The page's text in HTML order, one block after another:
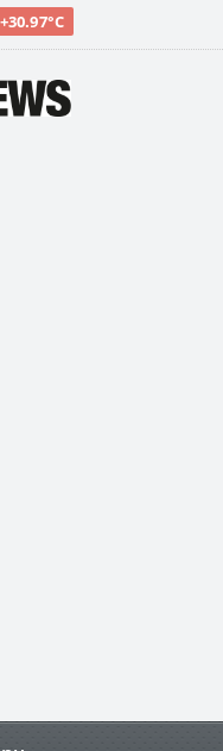
+30.97°C